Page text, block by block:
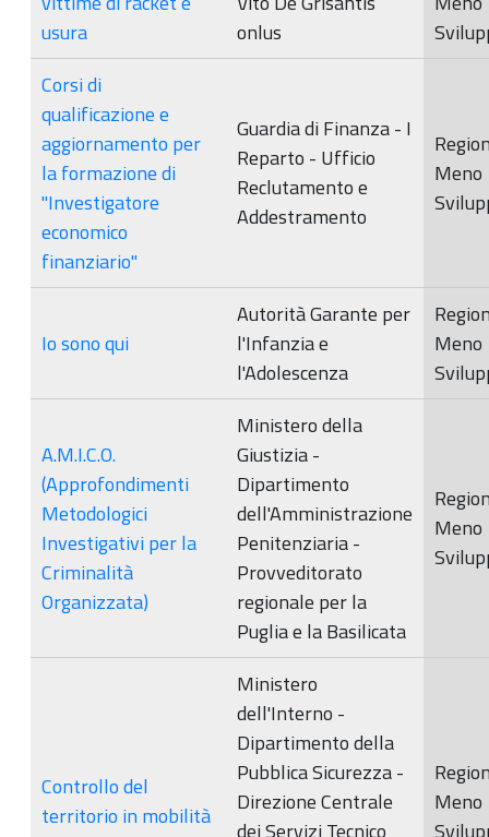
usura
onlus
Corsi di
qualificazione e
aggiornamento per
la formazione di
"Investigatore
economico
finanziario"
Guardia di Finanza - I
Reparto - Ufficio
Reclutamento e
Addestramento
Meno
Io sono qui
Autorità Garante per
l'Infanzia e
l'Adolescenza
Meno
A.M.I.C.O.
(Approfondimenti
Metodologici
Investigativi per la
Criminalità
Organizzata)
Ministero della
Giustizia -
Dipartimento
dell'Amministrazione
Penitenziaria -
Provveditorato
regionale per la
Puglia e la Basilicata
Meno
Controllo del
territorio in mobilità
Ministero
dell'Interno -
Dipartimento della
Pubblica Sicurezza -
Direzione Centrale
dei Servizi Tecnico
Meno